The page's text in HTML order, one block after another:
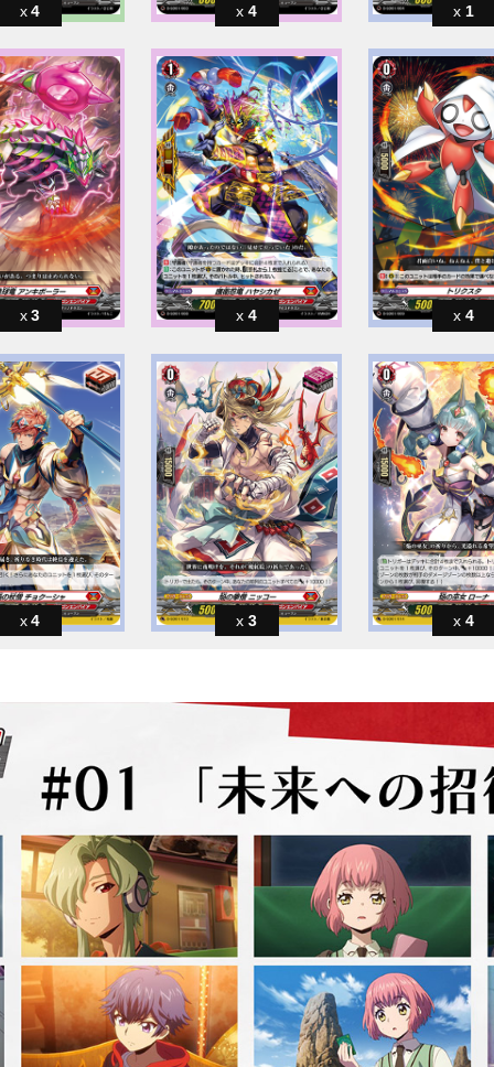
4 4 1
3 4 4
4 3 4